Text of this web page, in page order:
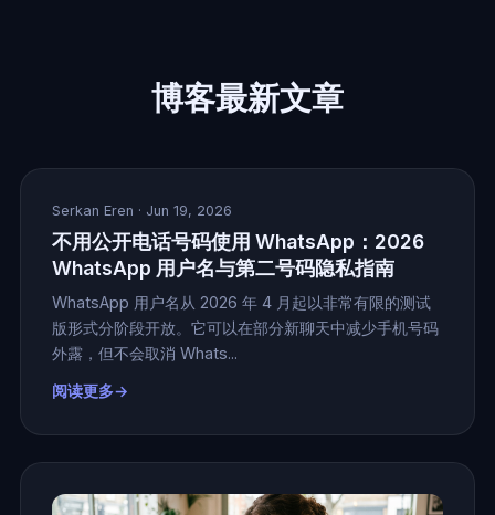
博客最新文章
Serkan Eren · Jun 19, 2026
不用公开电话号码使用 WhatsApp：2026
WhatsApp 用户名与第二号码隐私指南
WhatsApp 用户名从 2026 年 4 月起以非常有限的测试
版形式分阶段开放。它可以在部分新聊天中减少手机号码
外露，但不会取消 Whats...
阅读更多→